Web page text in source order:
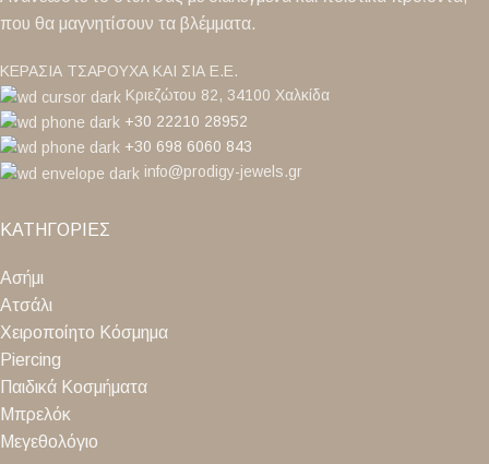
που θα μαγνητίσουν τα βλέμματα.
ΚΕΡΑΣΙΑ ΤΣΑΡΟΥΧΑ ΚΑΙ ΣΙΑ Ε.Ε.
Κριεζώτου 82, 34100 Χαλκίδα
+30 22210 28952
+30 698 6060 843
info@prodigy-jewels.gr
ΚΑΤΗΓΟΡΙΕΣ
Ασήμι
Ατσάλι
Χειροποίητο Κόσμημα
Piercing
Παιδικά Κοσμήματα
Μπρελόκ
Μεγεθολόγιο